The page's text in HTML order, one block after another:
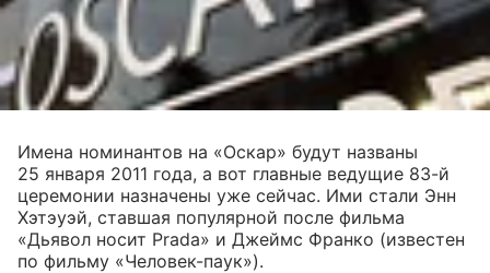
Имена номинантов на «Оскар» будут названы
25 января 2011 года, а вот главные ведущие 83-й
церемонии назначены уже сейчас. Ими стали Энн
Хэтэуэй, ставшая популярной после фильма
«Дьявол носит Prada» и Джеймс Франко (известен
по фильму «Человек-паук»).